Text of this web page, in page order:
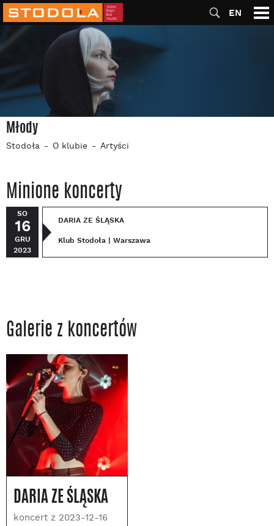
EN
Młody
Stodoła O klubie Artyści
Minione koncerty
SO
16
GRU
2023
DARIA ZE ŚLĄSKA
Klub Stodoła | Warszawa
Galerie z koncertów
DARIA ZE ŚLĄSKA
koncert z 2023-12-16